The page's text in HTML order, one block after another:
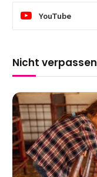
YouTube
Nicht verpassen